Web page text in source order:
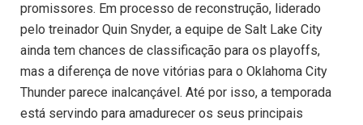
promissores. Em processo de reconstrução, liderado
pelo treinador Quin Snyder, a equipe de Salt Lake City
ainda tem chances de classificação para os playoffs,
mas a diferença de nove vitórias para o Oklahoma City
Thunder parece inalcançável. Até por isso, a temporada
está servindo para amadurecer os seus principais